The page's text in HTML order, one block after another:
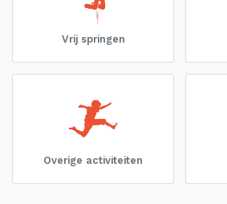
Vrij springen
Overige activiteiten